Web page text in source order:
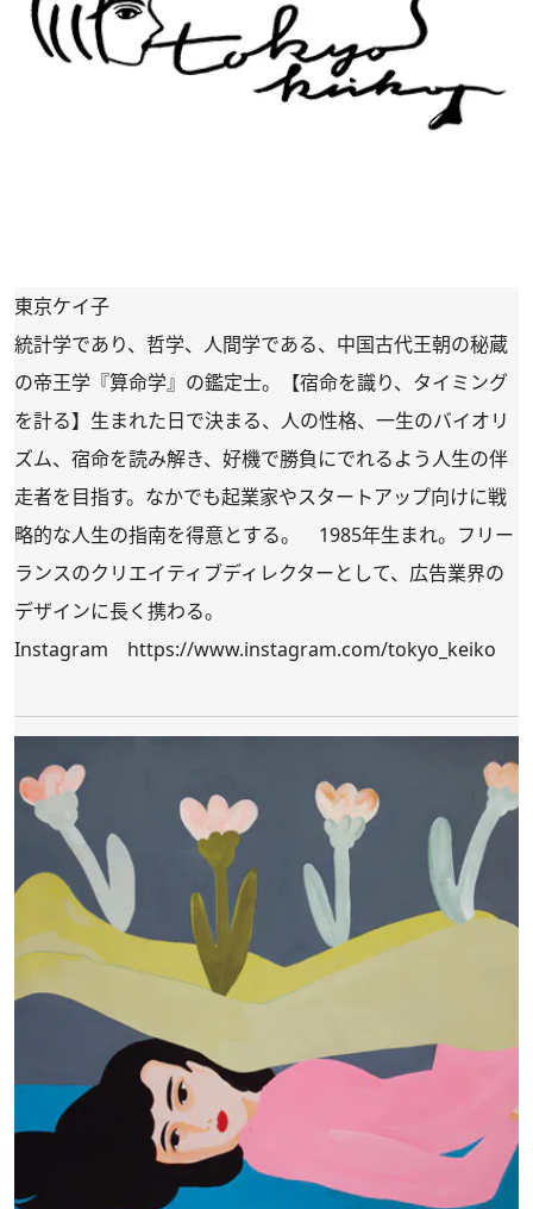
東京ケイ子
統計学であり、哲学、人間学である、中国古代王朝の秘蔵
の帝王学『算命学』の鑑定士。【宿命を識り、タイミング
を計る】生まれた日で決まる、人の性格、一生のバイオリ
ズム、宿命を読み解き、好機で勝負にでれるよう人生の伴
走者を目指す。なかでも起業家やスタートアップ向けに戦
略的な人生の指南を得意とする。 1985年生まれ。フリー
ランスのクリエイティブディレクターとして、広告業界の
デザインに長く携わる。
Instagram https://www.instagram.com/tokyo_keiko